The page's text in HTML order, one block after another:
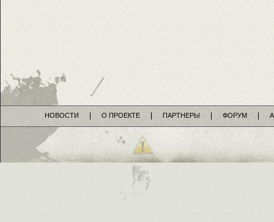
НОВОСТИ О ПРОЕКТЕ ПАРТНЕРЫ ФОРУМ